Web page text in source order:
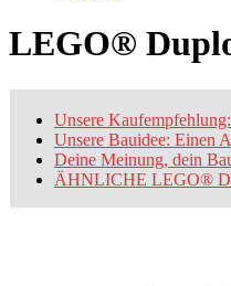
LEGO®
Unsere
Unsere Bauidee: Einen
Deine Meinung, dein
ÄHNLICHE LEGO®